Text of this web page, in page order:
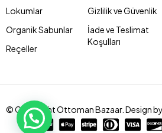
Lokumlar
Organik Sabunlar
Reçeller
Gizlilik ve Güvenlik
İade ve Teslimat
Koşulları
© Copyright Ottoman Bazaar. Design